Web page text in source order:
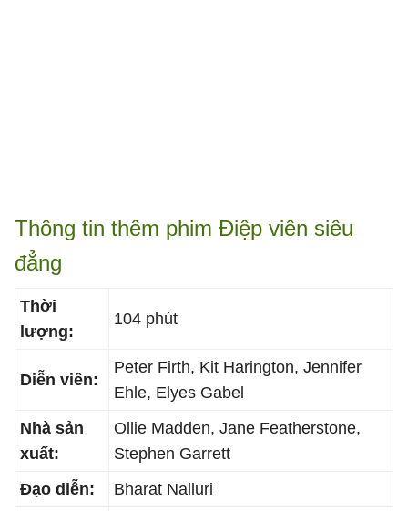
Thông tin thêm phim Điệp viên siêu
đẳng
Thời
lượng:
104 phút
Diễn viên:
Peter Firth, Kit Harington, Jennifer
Ehle, Elyes Gabel
Nhà sản
xuất:
Ollie Madden, Jane Featherstone,
Stephen Garrett
Đạo diễn:
Bharat Nalluri